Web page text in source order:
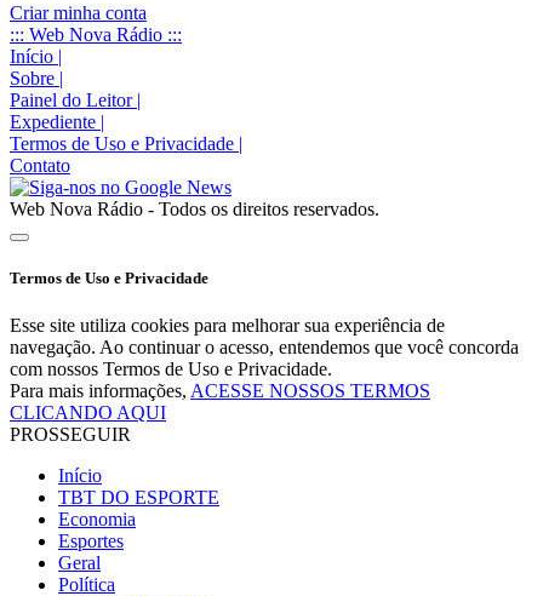
Criar minha conta
::: Web Nova Rádio :::
Início |
Sobre |
Painel do Leitor |
Expediente |
Termos de Uso e Privacidade |
Contato
Web Nova Rádio - Todos os direitos reservados.
Termos de Uso e Privacidade
Esse site utiliza cookies para melhorar sua experiência de
navegação. Ao continuar o acesso, entendemos que você concorda
com nossos Termos de Uso e Privacidade.
Para mais informações, ACESSE NOSSOS TERMOS
CLICANDO AQUI
PROSSEGUIR
Início
TBT DO ESPORTE
Economia
Esportes
Geral
Política